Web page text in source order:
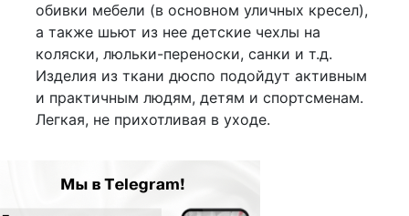
обивки мебели (в основном уличных кресел),
а также шьют из нее детские чехлы на
коляски, люльки-переноски, санки и т.д.
Изделия из ткани дюспо подойдут активным
и практичным людям, детям и спортсменам.
Легкая, не прихотливая в уходе.